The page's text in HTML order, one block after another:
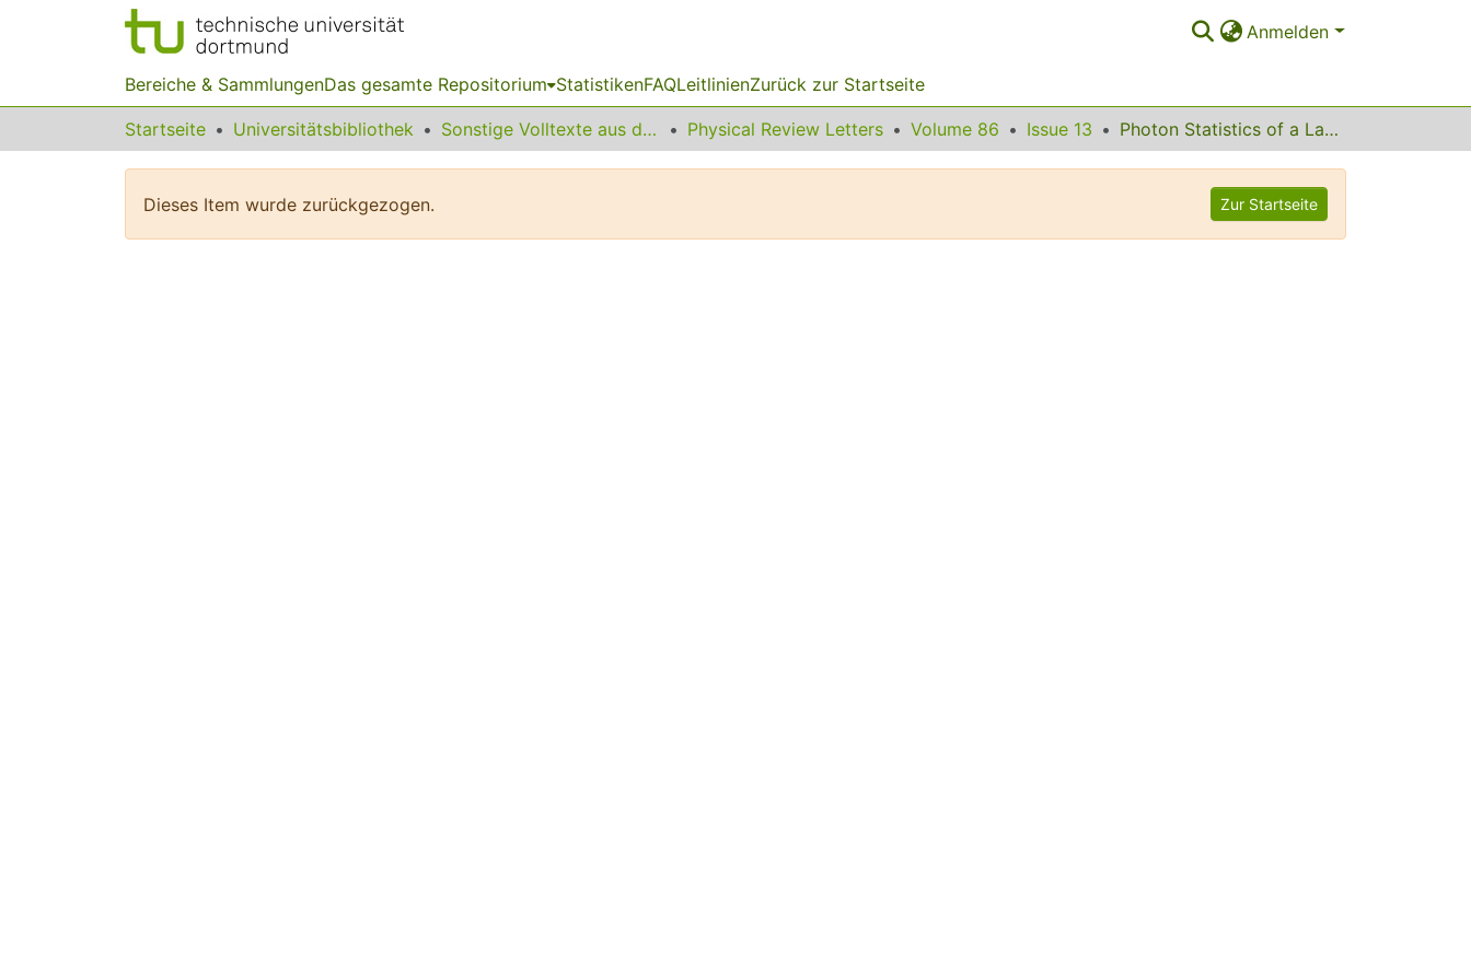
Anmelden
Bereiche & SammlungenDas gesamte Repositorium StatistikenFAQLeitlinienZurück zur Startseite
Startseite Universitätsbibliothek Sonstige Volltexte aus dem Bibliotheksangebot Physical Review Letters Volume 86 Issue 13 Photon Statistics of a Laser with Slow Inversion
Dieses Item wurde zurückgezogen. Zur Startseite